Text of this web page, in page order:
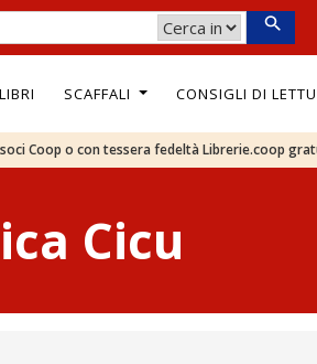
LIBRI SCAFFALI CONSIGLI DI
Coop o con tessera fedeltà Librerie.coop
Cicu